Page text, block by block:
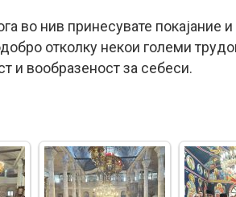
во нив принесувате покајание и
отколку некои големи
и вообразеност за себеси.